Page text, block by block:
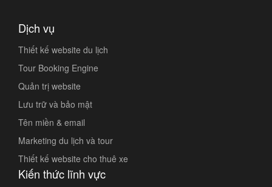
Dịch vụ
Thiết kế website du lịch
Tour Booking Engine
Quản trị website
Lưu trữ và bảo mật
Tên miền & email
Marketing du lịch và tour
Thiết kế website cho thuê xe
Kiến thức lĩnh vực